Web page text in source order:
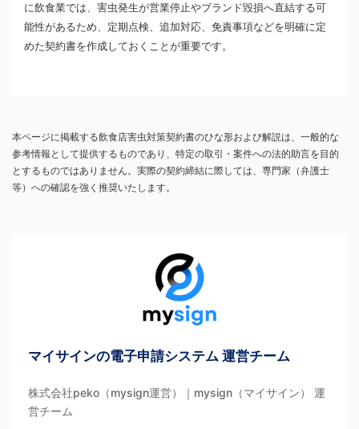
に飲食業では、害虫発生が営業停止やブランド毀損へ直結する可
能性があるため、定期点検、追加対応、免責事項などを明確に定
めた契約書を作成しておくことが重要です。
本ページに掲載する飲食店害虫対策契約書のひな形および解説は、一般的な
参考情報として提供するものであり、特定の取引・案件への法的助言を目的
とするものではありません。実際の契約締結に際しては、専門家（弁護士
等）への確認を強く推奨いたします。
マイサインの電子申請システム 運営チーム
株式会社peko（mysign運営）｜mysign（マイサイン） 運
営チーム